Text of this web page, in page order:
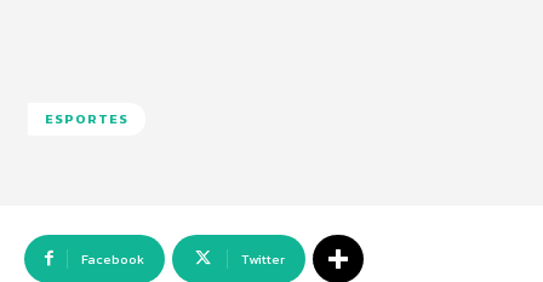
ESPORTES
Facebook Twitter